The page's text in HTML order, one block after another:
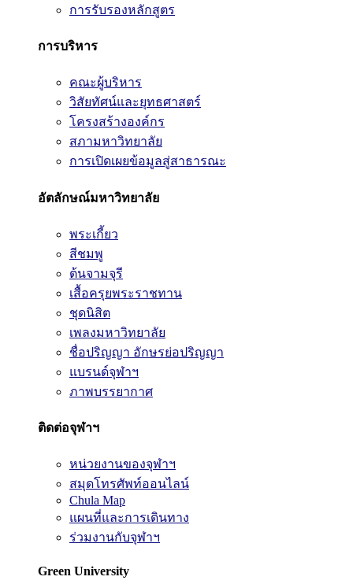
การรับรองหลักสูตร
การบริหาร
คณะผู้บริหาร
วิสัยทัศน์และยุทธศาสตร์
โครงสร้างองค์กร
สภามหาวิทยาลัย
การเปิดเผยข้อมูลสู่สาธารณะ
อัตลักษณ์มหาวิทยาลัย
พระเกี้ยว
สีชมพู
ต้นจามจุรี
เสื้อครุยพระราชทาน
ชุดนิสิต
เพลงมหาวิทยาลัย
ชื่อปริญญา อักษรย่อปริญญา
แบรนด์จุฬาฯ
ภาพบรรยากาศ
ติดต่อจุฬาฯ
หน่วยงานของจุฬาฯ
สมุดโทรศัพท์ออนไลน์
Chula Map
แผนที่และการเดินทาง
ร่วมงานกับจุฬาฯ
Green University